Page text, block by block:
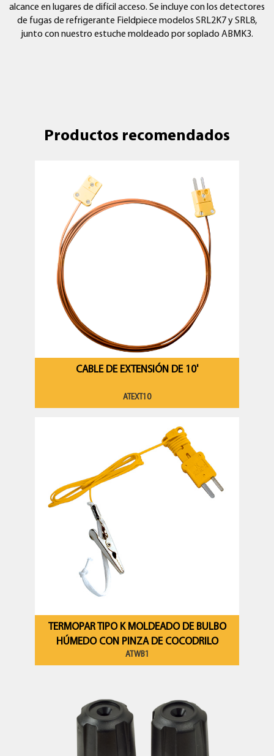
alcance en lugares de difícil acceso. Se incluye con los detectores
de fugas de refrigerante Fieldpiece modelos SRL2K7 y SRL8,
junto con nuestro estuche moldeado por soplado ABMK3.
Productos recomendados
CABLE DE EXTENSIÓN DE 10'
ATEXT10
TERMOPAR TIPO K MOLDEADO DE BULBO
HÚMEDO CON PINZA DE COCODRILO
ATWB1